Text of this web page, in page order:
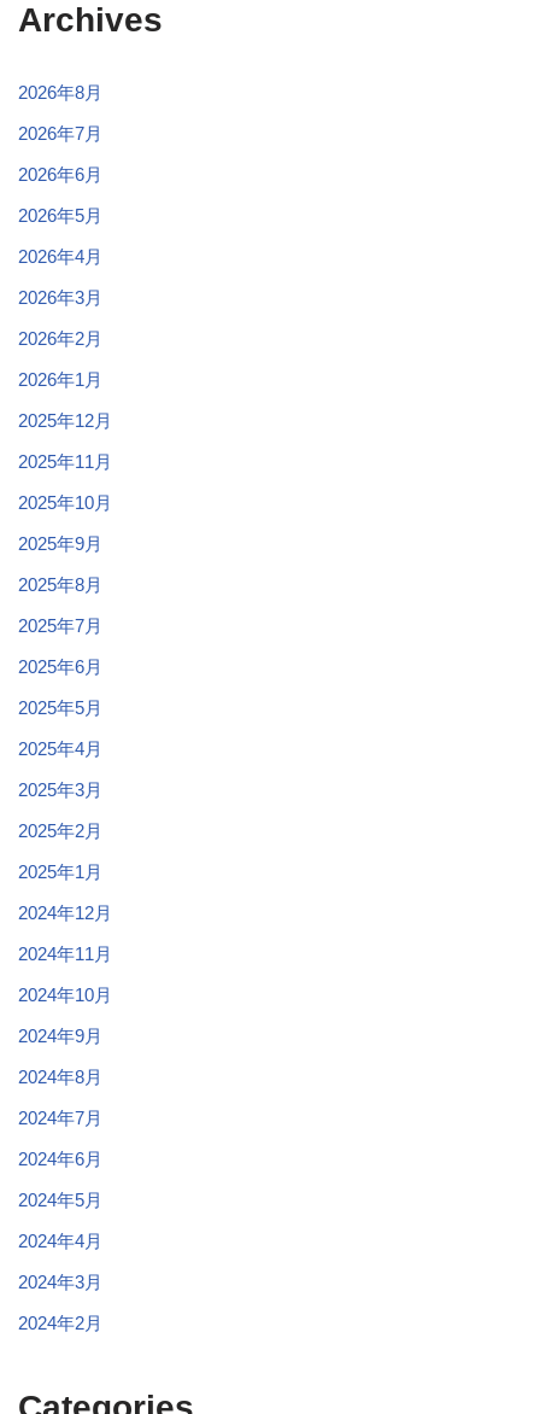
Archives
2026年8月
2026年7月
2026年6月
2026年5月
2026年4月
2026年3月
2026年2月
2026年1月
2025年12月
2025年11月
2025年10月
2025年9月
2025年8月
2025年7月
2025年6月
2025年5月
2025年4月
2025年3月
2025年2月
2025年1月
2024年12月
2024年11月
2024年10月
2024年9月
2024年8月
2024年7月
2024年6月
2024年5月
2024年4月
2024年3月
2024年2月